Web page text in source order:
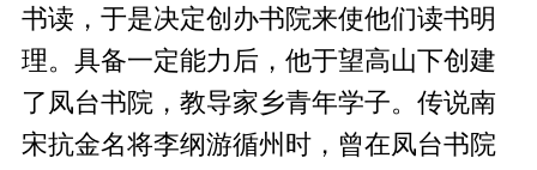
书读，于是决定创办书院来使他们读书明
理。具备一定能力后，他于望高山下创建
了凤台书院，教导家乡青年学子。传说南
宋抗金名将李纲游循州时，曾在凤台书院